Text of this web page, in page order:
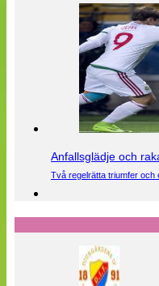
Anfallsglädje och
Två regelrätta triumfer och